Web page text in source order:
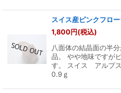
スイス産ピンクフロ
1,800円(税込)
八面体の結晶面の半
品。 やや地味ですが
す。 スイス アルプ
0.9ｇ